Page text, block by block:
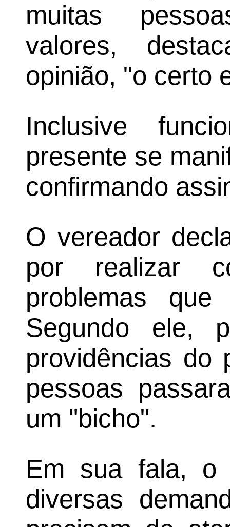
muitas
valores,
opinião, "o certo
Inclusive
presente se
confirmando
O vereador
por realizar
problemas
Segundo ele,
providências do
pessoas
um "bicho".
Em sua fala, o
diversas